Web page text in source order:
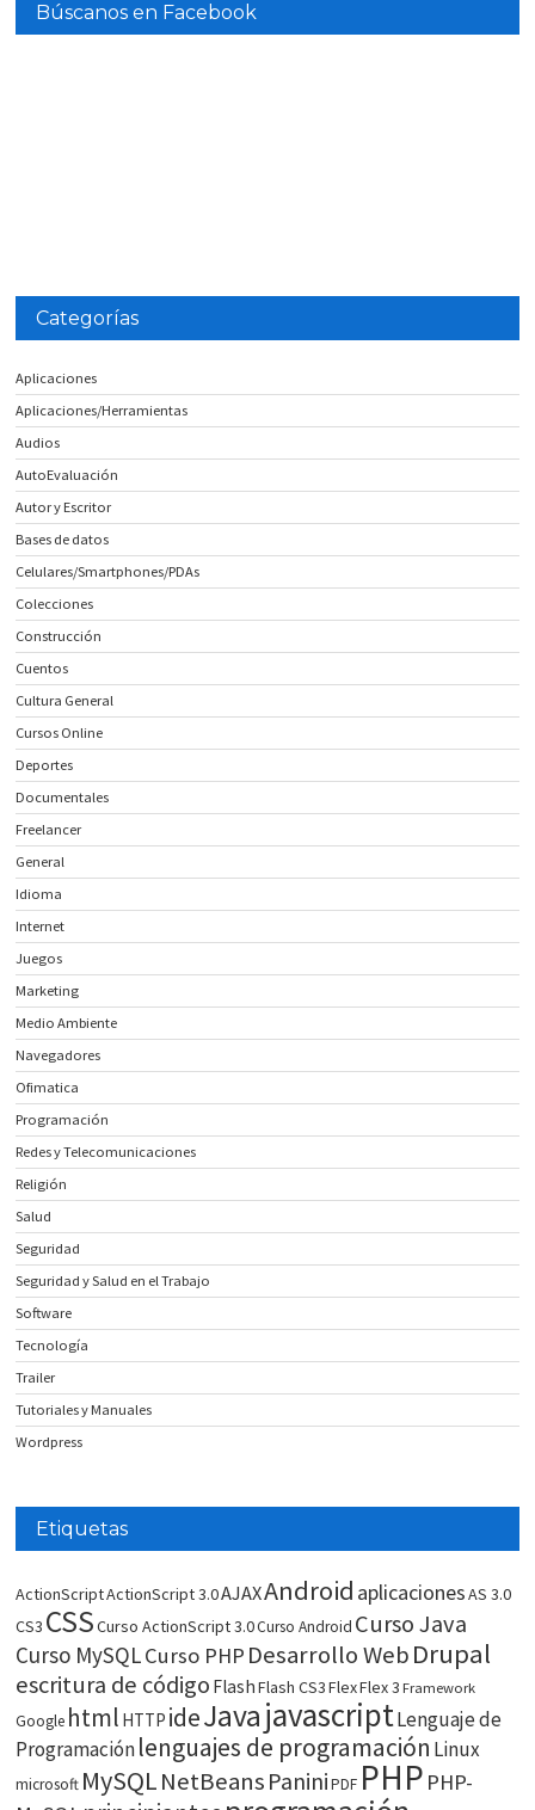
Búscanos en Facebook
Categorías
Aplicaciones
Aplicaciones/Herramientas
Audios
AutoEvaluación
Autor y Escritor
Bases de datos
Celulares/Smartphones/PDAs
Colecciones
Construcción
Cuentos
Cultura General
Cursos Online
Deportes
Documentales
Freelancer
General
Idioma
Internet
Juegos
Marketing
Medio Ambiente
Navegadores
Ofimatica
Programación
Redes y Telecomunicaciones
Religión
Salud
Seguridad
Seguridad y Salud en el Trabajo
Software
Tecnología
Trailer
Tutoriales y Manuales
Wordpress
Etiquetas
ActionScriptActionScript 3.0AJAXAndroid aplicacionesAS 3.0
CS3 CSSCurso ActionScript 3.0Curso Android Curso Java
Curso MySQLCurso PHP Desarrollo WebDrupal
escritura de código FlashFlash CS3FlexFlex 3 Framework
Google html HTTP ideJavajavascriptLenguaje de
Programaciónlenguajes de programación Linux
microsoft MySQLNetBeans Panini PDF PHP PHP-